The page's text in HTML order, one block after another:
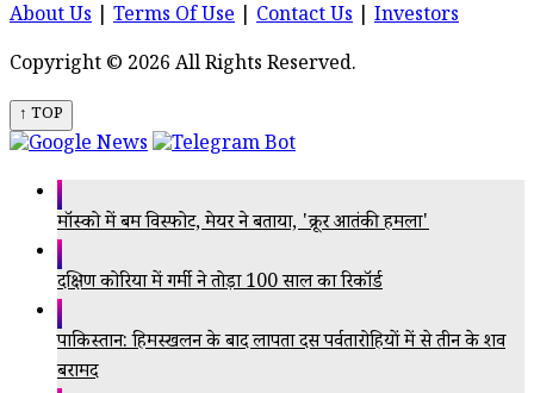
About Us Terms Of Use Contact Us
Investors
Copyright © 2026 All Rights Reserved.
↑ TOP
मॉस्को में बम विस्फोट, मेयर ने बताया, 'क्रूर आतंकी हमला'
दक्षिण कोरिया में गर्मी ने तोड़ा 100 साल का रिकॉर्ड
पाकिस्तान: हिमस्खलन के बाद लापता दस पर्वतारोहियों में से तीन के शव
बरामद